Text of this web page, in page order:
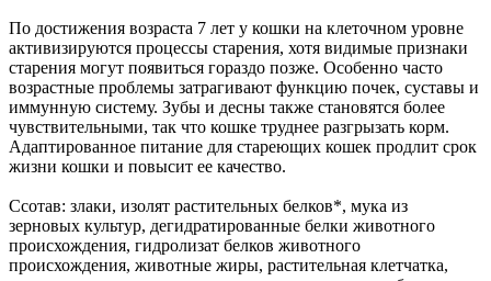
По достижения возраста 7 лет у кошки на клеточном уровне
активизируются процессы старения, хотя видимые признаки
старения могут появиться гораздо позже. Особенно часто
возрастные проблемы затрагивают функцию почек, суставы и
иммунную систему. Зубы и десны также становятся более
чувствительными, так что кошке труднее разгрызать корм.
Адаптированное питание для стареющих кошек продлит срок
жизни кошки и повысит ее качество.
Ссотав: злаки, изолят растительных белков*, мука из
зерновых культур, дегидратированные белки животного
происхождения, гидролизат белков животного
происхождения, животные жиры, растительная клетчатка,